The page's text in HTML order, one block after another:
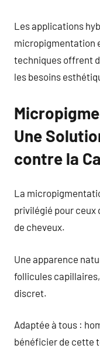
Les applications
micropigmentation
techniques offrent
les besoins
Une
contre la
La
privilégié pour
de cheveux.
Une apparence
follicules
discret.
Adaptée à tous :
bénéficier de cette